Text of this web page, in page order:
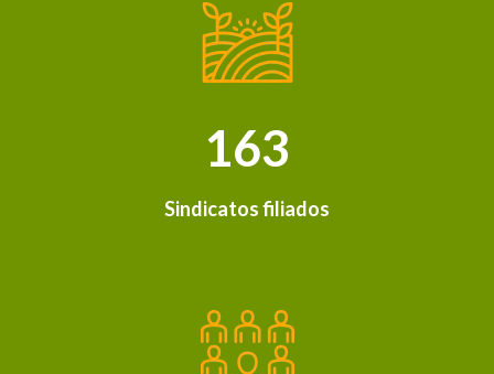
163
Sindicatos filiados